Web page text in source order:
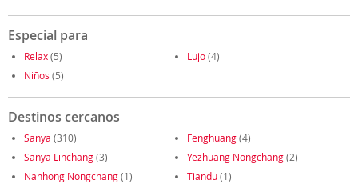
Especial para
Relax(5) Lujo(4)
Niños (5)
Destinos cercanos
Sanya (310) Fenghuang(4)
Sanya Linchang(3) Yezhuang Nongchang(2)
Nanhong Nongchang(1) Tiandu(1)